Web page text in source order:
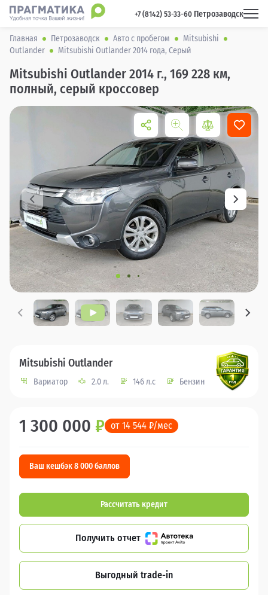
+7 (8142) 53-33-60 Петрозаводск
Главная Петрозаводск Авто с пробегом
Mitsubishi
Outlander
Mitsubishi Outlander 2014 года, Серый
Mitsubishi Outlander 2014 г., 169 228 км,
полный, серый кроссовер
Mitsubishi Outlander
Вариатор 2.0 л. 146 л.с Бензин
1 300 000 ₽ от 14 544 ₽/мес
Ваш кешбэк 8 000 баллов
Рассчитать кредит
Получить отчет
Выгодный trade-in